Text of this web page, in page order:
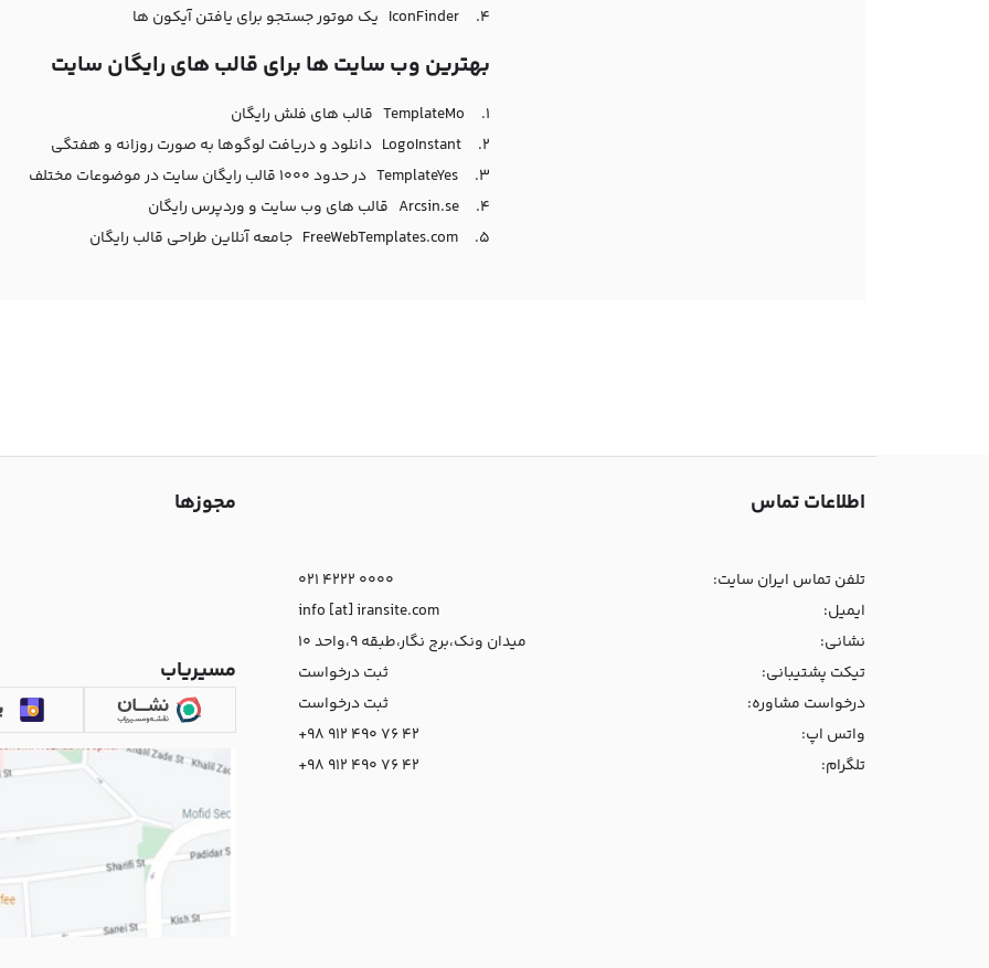
4.
IconFinder یک موتور جستجو برای یافتن آیکون ها
بهترین وب سایت ها برای قالب های رایگان سایت
1.
TemplateMo قالب های فلش رایگان
2.
LogoInstant دانلود و دریافت لوگوها به صورت روزانه و هفتگی
3.
TemplateYes در حدود 1000 قالب رایگان سایت در موضوعات مختلف
4.
Arcsin.se قالب های وب سایت و وردپرس رایگان
5.
FreeWebTemplates.com جامعه آنلاین طراحی قالب رایگان
اطلاعات تماس
تلفن تماس ایران سایت:
021 4222 0000
ایمیل:
info [at] iransite.com
نشانی:
میدان ونک،برج نگار،طبقه 9،واحد 10
تیکت پشتیبانی:
ثبت درخواست
درخواست مشاوره:
ثبت درخواست
واتس اپ:
+98 912 490 76 42
تلگرام:
+98 912 490 76 42
مجوزها
مسیریاب